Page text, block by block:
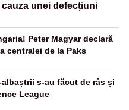
unei defecțiuni
Peter Magyar declară
centralei de la Paks
s-au făcut de râs și
League